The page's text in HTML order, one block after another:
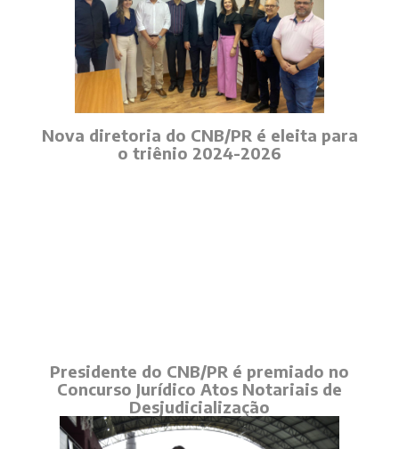
Nova diretoria do CNB/PR é eleita para
o triênio 2024-2026
Presidente do CNB/PR é premiado no
Concurso Jurídico Atos Notariais de
Desjudicialização